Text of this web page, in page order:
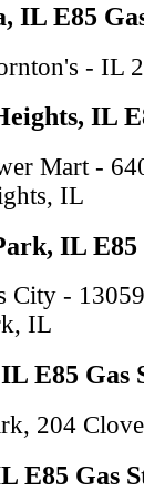
IL E85
- IL
IL
Mart -
IL
IL
City -
IL
E85 Gas
204
E85 Gas